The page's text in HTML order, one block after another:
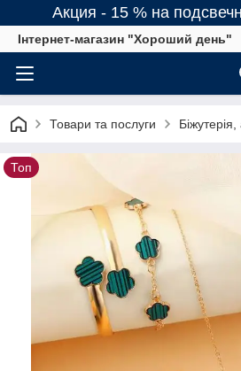
Акция - 15 % на
Інтернет-магазин "Хороший день"
Товари та послуги
Топ